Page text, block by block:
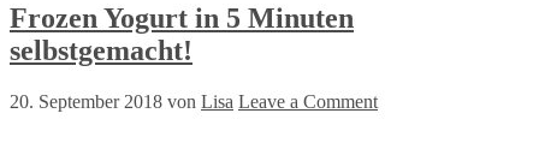
Frozen Yogurt in 5 Minuten
selbstgemacht!
20. September 2018 von Lisa Leave a Comment